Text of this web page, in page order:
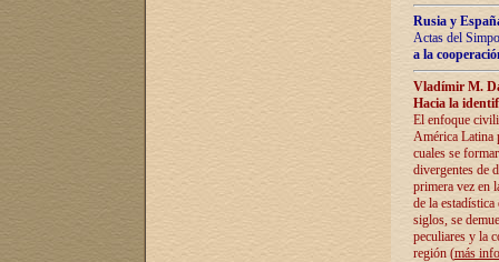
Rusia y
Actas del
a la
Vladímir M.
Hacia la
El enfoque
América Latina
cuales se
divergentes de
primera vez en
de la
siglos, se
peculiares y la
región (más